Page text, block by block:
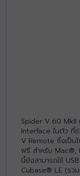
Spider V 60 MkII
Interface ในตัว ที่
V Remote ซึ่งเป็น
ฟรี สำหรับ Mac®,
นี้ยังสามารถใช้
Cubase® LE (รว